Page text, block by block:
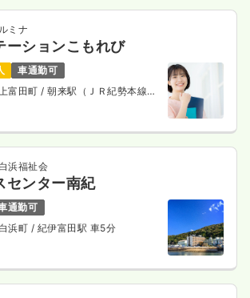
ミナ
ーションこもれび
車通勤可
富田町/ 朝来駅（ＪＲ紀勢本線）
浜福祉会
センター南紀
通勤可
浜町 / 紀伊富田駅 車5分